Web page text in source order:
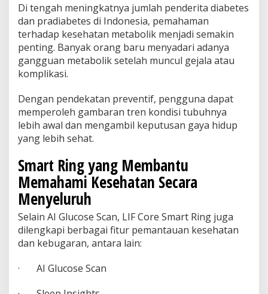
Di tengah meningkatnya jumlah penderita diabetes
dan pradiabetes di Indonesia, pemahaman
terhadap kesehatan metabolik menjadi semakin
penting. Banyak orang baru menyadari adanya
gangguan metabolik setelah muncul gejala atau
komplikasi.
Dengan pendekatan preventif, pengguna dapat
memperoleh gambaran tren kondisi tubuhnya
lebih awal dan mengambil keputusan gaya hidup
yang lebih sehat.
Smart Ring yang Membantu
Memahami Kesehatan Secara
Menyeluruh
Selain AI Glucose Scan, LIF Core Smart Ring juga
dilengkapi berbagai fitur pemantauan kesehatan
dan kebugaran, antara lain:
· AI Glucose Scan